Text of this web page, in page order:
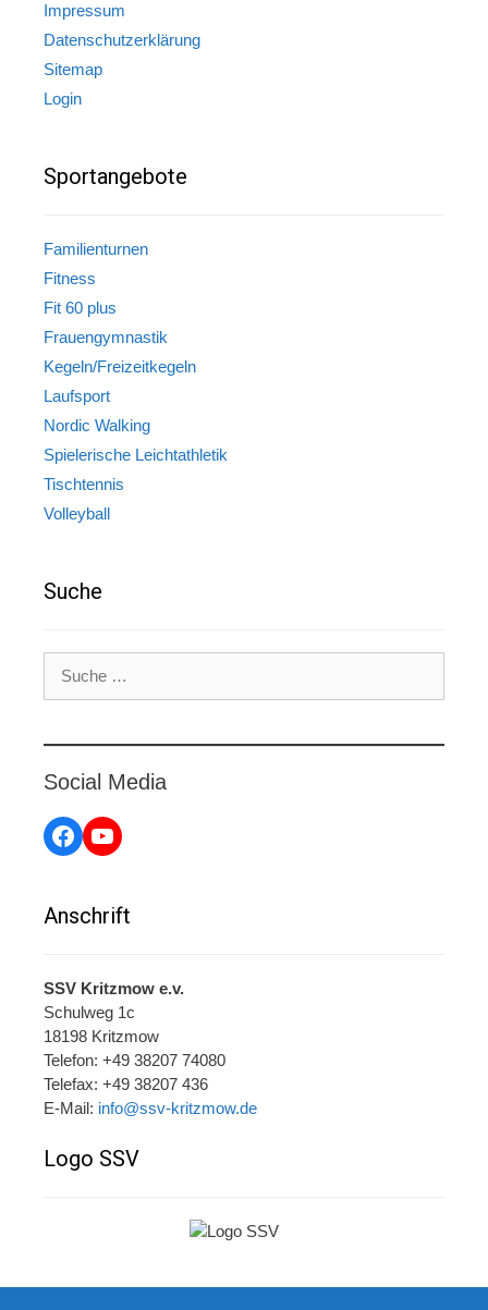
Impressum
Datenschutzerklärung
Sitemap
Login
Sportangebote
Familienturnen
Fitness
Fit 60 plus
Frauengymnastik
Kegeln/Freizeitkegeln
Laufsport
Nordic Walking
Spielerische Leichtathletik
Tischtennis
Volleyball
Suche
nach:
Social Media
Facebook
YouTube
Anschrift
SSV Kritzmow e.v.
Schulweg 1c
18198 Kritzmow
Telefon: +49 38207 74080
Telefax: +49 38207 436
E-Mail: info@ssv-kritzmow.de
Logo SSV